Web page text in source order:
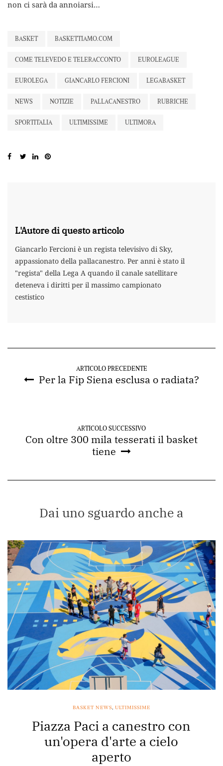
non ci sarà da annoiarsi…
BASKET BASKETTIAMO.COM
COME TELEVEDO E TELERACCONTO EUROLEAGUE
EUROLEGA GIANCARLO FERCIONI LEGABASKET
NEWS NOTIZIE PALLACANESTRO RUBRICHE
SPORTITALIA ULTIMISSIME ULTIMORA
L'Autore di questo articolo
Giancarlo Fercioni è un regista televisivo di Sky,
appassionato della pallacanestro. Per anni è stato il
"regista" della Lega A quando il canale satellitare
deteneva i diritti per il massimo campionato
cestistico
ARTICOLO PRECEDENTE
Per la Fip Siena esclusa o radiata?
ARTICOLO SUCCESSIVO
Con oltre 300 mila tesserati il basket
tiene
Dai uno sguardo anche a
BASKET NEWS, ULTIMISSIME
Piazza Paci a canestro con
un'opera d'arte a cielo
aperto